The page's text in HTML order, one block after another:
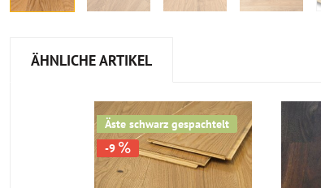
ÄHNLICHE ARTIKEL
Äste schwarz gespachtelt
-9